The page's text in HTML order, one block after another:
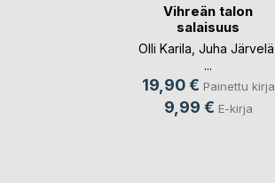
Vihreän talon
salaisuus
Olli Karila Juha Järvelä
...
19,90 € Painettu kirja
9,99 € E-kirja